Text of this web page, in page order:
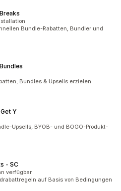
Bundle-Rabatten, Bundler und
Bundles & Upsells erzielen
Y
Upsells, BYOB- und BOGO-Produkt-
‑ SC
verfügbar
auf Basis von Bedingungen